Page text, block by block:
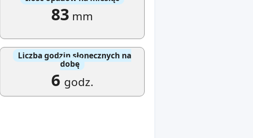
83 mm
Liczba godzin słonecznych na
dobę
6 godz.